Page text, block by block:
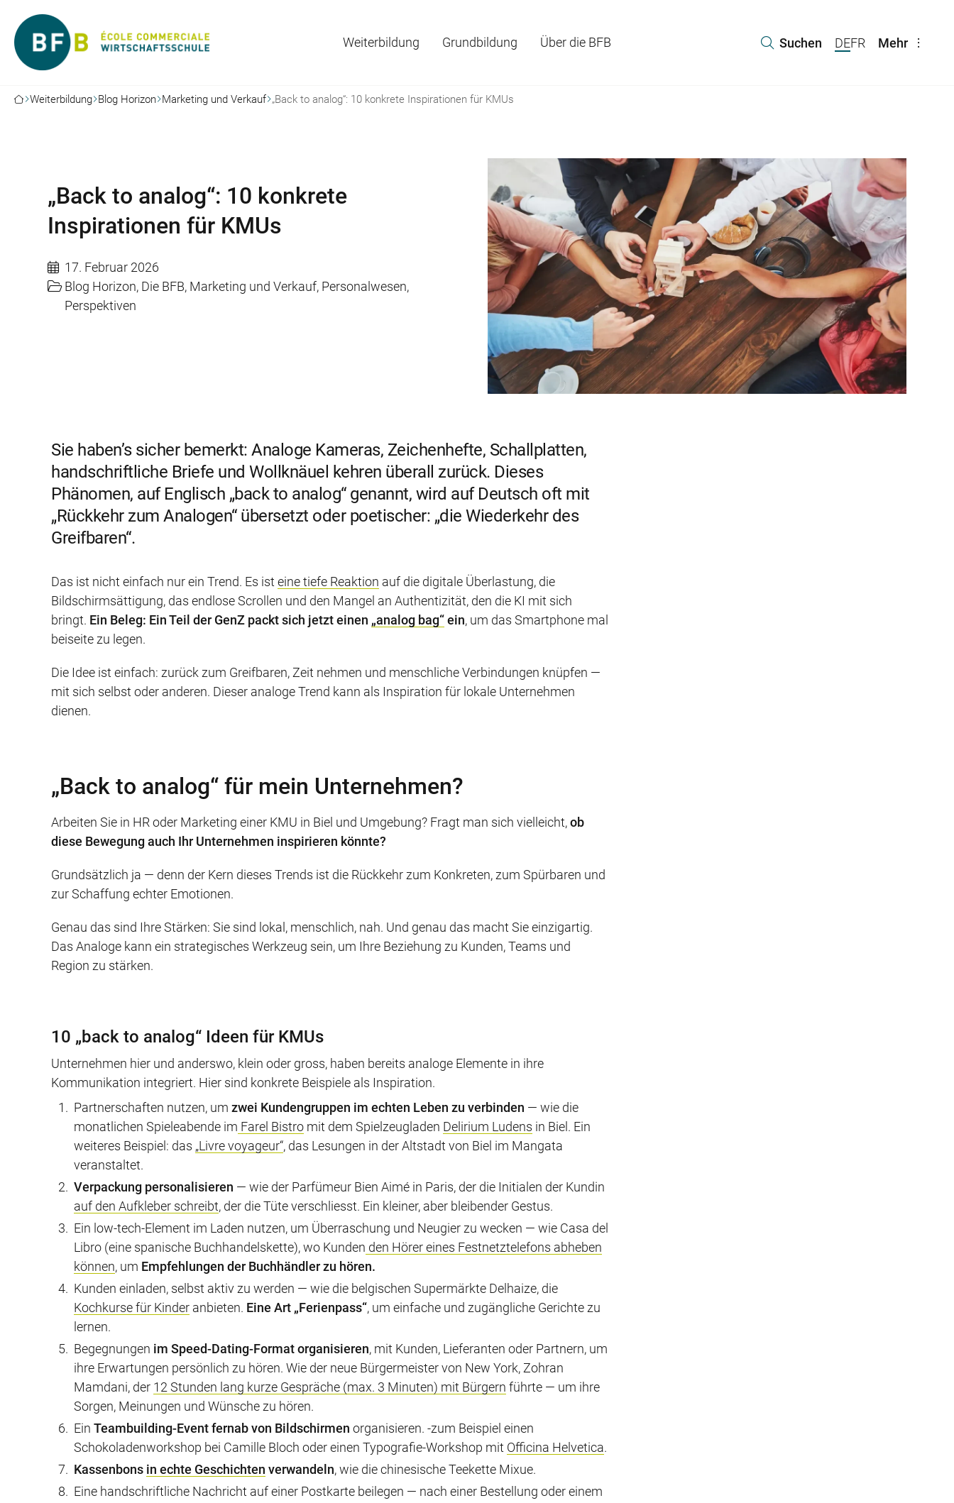
Weiterbildung Grundbildung Über die BFB Suchen DEFR Mehr
Weiterbildung Blog Horizon Marketing und Verkauf „Back to analog“: 10 konkrete Inspirationen für KMUs
„Back to analog“: 10 konkrete
Inspirationen für KMUs
17. Februar 2026
Blog Horizon, Die BFB, Marketing und Verkauf, Personalwesen,
Perspektiven
Sie haben’s sicher bemerkt: Analoge Kameras, Zeichenhefte, Schallplatten,
handschriftliche Briefe und Wollknäuel kehren überall zurück. Dieses
Phänomen, auf Englisch „back to analog“ genannt, wird auf Deutsch oft mit
„Rückkehr zum Analogen“ übersetzt oder poetischer: „die Wiederkehr des
Greifbaren“.
Das ist nicht einfach nur ein Trend. Es ist eine tiefe Reaktion auf die digitale Überlastung, die
Bildschirmsättigung, das endlose Scrollen und den Mangel an Authentizität, den die KI mit sich
bringt. Ein Beleg: Ein Teil der GenZ packt sich jetzt einen „analog bag“ein, um das Smartphone mal
beiseite zu legen.
Die Idee ist einfach: zurück zum Greifbaren, Zeit nehmen und menschliche Verbindungen knüpfen —
mit sich selbst oder anderen. Dieser analoge Trend kann als Inspiration für lokale Unternehmen
dienen.
„Back to analog“ für mein Unternehmen?
Arbeiten Sie in HR oder Marketing einer KMU in Biel und Umgebung? Fragt man sich vielleicht,ob
diese Bewegung auch Ihr Unternehmen inspirieren könnte?
Grundsätzlich ja — denn der Kern dieses Trends ist die Rückkehr zum Konkreten, zum Spürbaren und
zur Schaffung echter Emotionen.
Genau das sind Ihre Stärken: Sie sind lokal, menschlich, nah. Und genau das macht Sie einzigartig.
Das Analoge kann ein strategisches Werkzeug sein, um Ihre Beziehung zu Kunden, Teams und
Region zu stärken.
10 „back to analog“ Ideen für KMUs
Unternehmen hier und anderswo, klein oder gross, haben bereits analoge Elemente in ihre
Kommunikation integriert. Hier sind konkrete Beispiele als Inspiration.
Partnerschaften nutzen, um zwei Kundengruppen im echten Leben zu verbinden — wie die
monatlichen Spieleabende im Farel Bistro mit dem Spielzeugladen Delirium Ludens in Biel. Ein
weiteres Beispiel: das „Livre voyageur“, das Lesungen in der Altstadt von Biel im Mangata
veranstaltet.
Verpackung personalisieren — wie der Parfümeur Bien Aimé in Paris, der die Initialen der Kundin
auf den Aufkleber schreibt, der die Tüte verschliesst. Ein kleiner, aber bleibender Gestus.
Ein low-tech-Element im Laden nutzen, um Überraschung und Neugier zu wecken — wie Casa del
Libro (eine spanische Buchhandelskette), wo Kunden den Hörer eines Festnetztelefons abheben
können, um Empfehlungen der Buchhändler zu hören.
Kunden einladen, selbst aktiv zu werden — wie die belgischen Supermärkte Delhaize, die
Kochkurse für Kinder anbieten. Eine Art „Ferienpass“, um einfache und zugängliche Gerichte zu
lernen.
Begegnungen im Speed-Dating-Format organisieren, mit Kunden, Lieferanten oder Partnern, um
ihre Erwartungen persönlich zu hören. Wie der neue Bürgermeister von New York, Zohran
Mamdani, der 12 Stunden lang kurze Gespräche (max. 3 Minuten) mit Bürgern führte — um ihre
Sorgen, Meinungen und Wünsche zu hören.
Ein Teambuilding-Event fernab von Bildschirmen organisieren. -zum Beispiel einen
Schokoladenworkshop bei Camille Bloch oder einen Typografie-Workshop mit Officina Helvetica.
Kassenbons in echte Geschichten verwandeln, wie die chinesische Teekette Mixue.
Eine handschriftliche Nachricht auf einer Postkarte beilegen — nach einer Bestellung oder einem